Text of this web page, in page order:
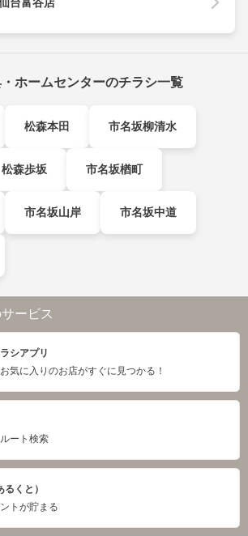
ホームセンターのチラシ一覧
松森本田 市名坂柳清水
松森歩坂 市名坂楢町
市名坂山岸 市名坂中道
ービス
シアプリ
気に入りのお店がすぐに見つかる！
ート検索
くと）
トが貯まる